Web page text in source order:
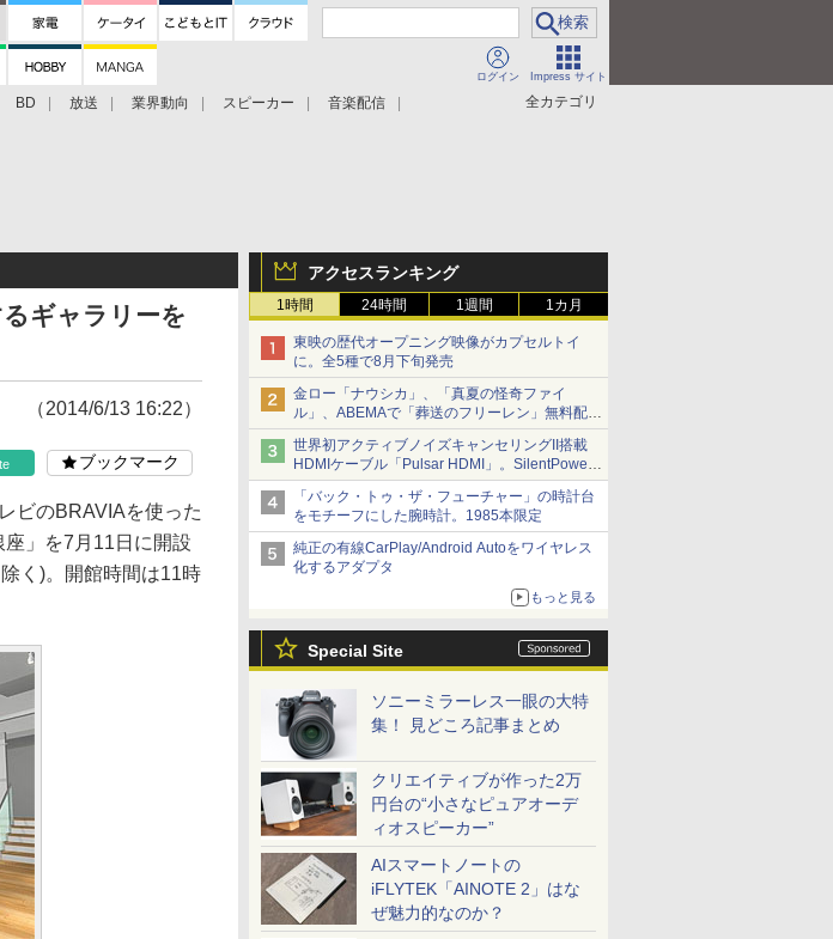
ログイン Impress サイト
全カテゴリ
BD 放送 業界動向 スピーカー
音楽配信
アクセスランキング
1時間 24時間 1週間 1カ月
東映の歴代オープニング映像がカプセルトイ
に。全5種で8月下旬発売
金ロー「ナウシカ」、「真夏の怪奇ファイ
ル」、ABEMAで「葬送のフリーレン」無料配信
など。夏の特番・配信情報
世界初アクティブノイズキャンセリングII搭載
HDMIケーブル「Pulsar HDMI」。SilentPower
から
「バック・トゥ・ザ・フューチャー」の時計台
をモチーフにした腕時計。1985本限定
純正の有線CarPlay/Android Autoをワイヤレス
化するアダプタ
もっと見る
Special Site
ソニーミラーレス一眼の大特
集！ 見どころ記事まとめ
クリエイティブが作った2万
円台の“小さなピュアオーデ
ィオスピーカー”
AIスマートノートの
iFLYTEK「AINOTE 2」はな
ぜ魅力的なのか？
ギャラリーを
（2014/6/13 16:22）
ブックマーク
ビのBRAVIAを使った
」を7月11日に開設
く)。開館時間は11時